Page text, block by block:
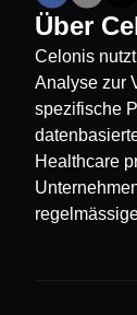
Über
Celonis
Analyse zur
spezifische
Healthcare